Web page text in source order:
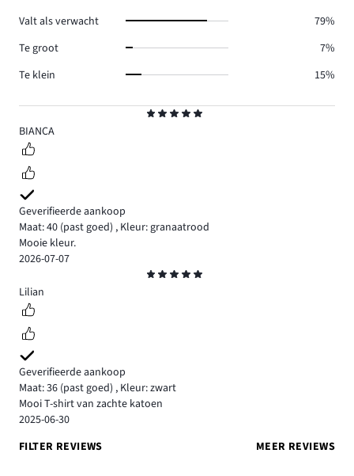
5
BIANCA
Geverifieerde aankoop
Maat: 40 (past goed) , Kleur: granaatrood
Mooie kleur.
2026-07-07
5Lilian
Geverifieerde aankoop
Maat: 36 (past goed) , Kleur: zwart
Mooi T-shirt van zachte katoen
2025-06-30
FILTER REVIEWS
MEER REVIEWS
Valt als verwacht
79%
Te groot
7%
Te klein
15%